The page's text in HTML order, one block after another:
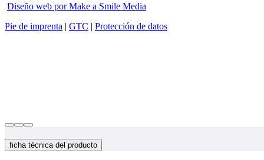
Diseño web por Make a Smile Media
Pie de imprenta | GTC | Protección de datos
ficha técnica del producto